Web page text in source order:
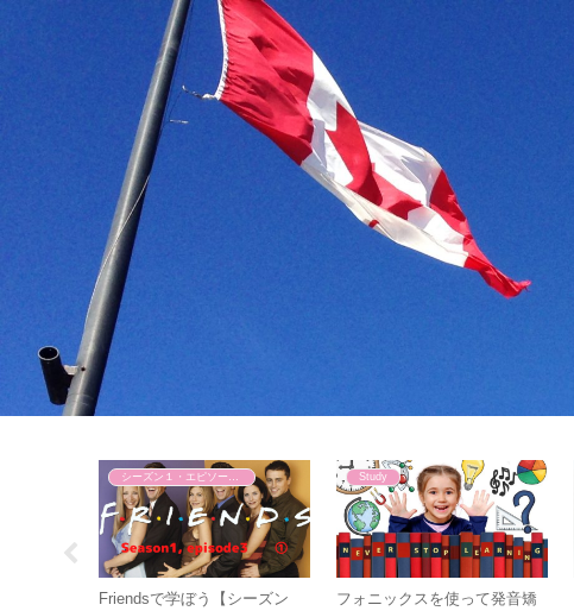
Friendsで学ぼう【シーズン
Study
フォニックスを使って発音矯